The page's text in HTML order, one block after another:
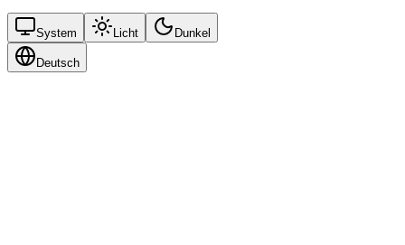
System Licht Dunkel
Deutsch